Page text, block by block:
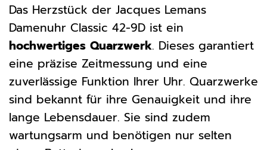
Das Herzstück der Jacques Lemans
Damenuhr Classic 42-9D ist ein
hochwertiges Quarzwerk. Dieses garantiert
eine präzise Zeitmessung und eine
zuverlässige Funktion Ihrer Uhr. Quarzwerke
sind bekannt für ihre Genauigkeit und ihre
lange Lebensdauer. Sie sind zudem
wartungsarm und benötigen nur selten